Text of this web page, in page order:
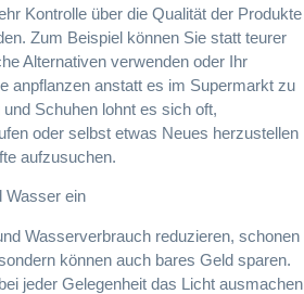
Kontrolle über die Qualität der Produkte
Zum Beispiel können Sie statt teurer
Alternativen verwenden oder Ihr
anpflanzen anstatt es im Supermarkt zu
Schuhen lohnt es sich oft,
oder selbst etwas Neues herzustellen
aufzusuchen.
Wasser ein
Wasserverbrauch reduzieren, schonen
können auch bares Geld sparen.
jeder Gelegenheit das Licht ausmachen